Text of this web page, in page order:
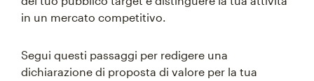
in un mercato competitivo.
Segui questi passaggi per redigere una
dichiarazione di proposta di valore per la tua